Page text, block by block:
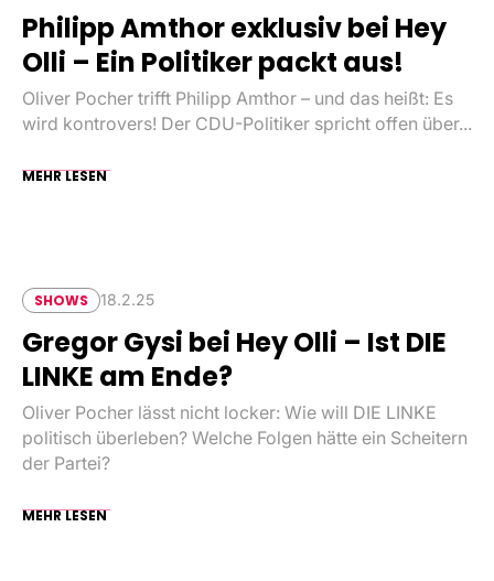
Philipp Amthor exklusiv bei Hey
Olli – Ein Politiker packt aus!
Oliver Pocher trifft Philipp Amthor – und das heißt: Es
wird kontrovers! Der CDU-Politiker spricht offen über...
MEHR LESEN
SHOWS 18.2.25
Gregor Gysi bei Hey Olli – Ist DIE
LINKE am Ende?
‍Oliver Pocher lässt nicht locker: Wie will DIE LINKE
politisch überleben? Welche Folgen hätte ein Scheitern
der Partei?
MEHR LESEN